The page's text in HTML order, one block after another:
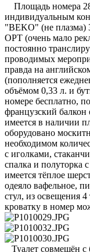
Площадь номера
индивидуальным
"BEKO" (не плазма)
ОРТ (очень мало
постоянно
проводимых
правда на
(пополняется
объёмом 0,33 л. и
номере бесплатно,
французский
имеется в наличии
оборудовано
необходимом
с иголками,
спалка и полуторка
имеется тёплое
одеяло вафельное,
стул, из освещения
кроватку в номер
Туалет совмещён с